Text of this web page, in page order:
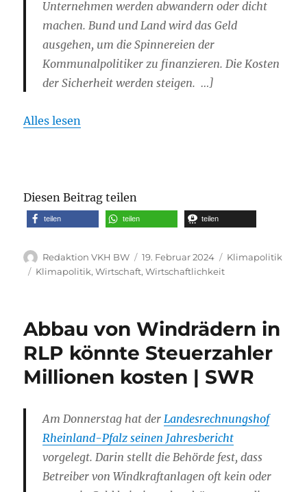
Unternehmen werden abwandern oder dicht
machen. Bund und Land wird das Geld
ausgehen, um die Spinnereien der
Kommunalpolitiker zu finanzieren. Die Kosten
der Sicherheit werden steigen. …]
Alles lesen
Diesen Beitrag teilen
teilen teilen teilen
Autor
Redaktion VKH BW
Veröffentlicht
am
19. Februar 2024 Kategorien
Klimapolitik
Schlagwörter
Klimapolitik,Wirtschaft,Wirtschaftlichkeit
Abbau von Windrädern in
RLP könnte Steuerzahler
Millionen kosten | SWR
Am Donnerstag hat der Landesrechnungshof
Rheinland-Pfalz seinen Jahresbericht
vorgelegt. Darin stellt die Behörde fest, dass
Betreiber von Windkraftanlagen oft kein oder